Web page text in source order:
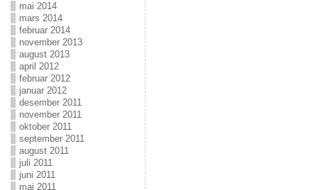
mai 2014
mars 2014
februar 2014
november 2013
august 2013
april 2012
februar 2012
januar 2012
desember 2011
november 2011
oktober 2011
september 2011
august 2011
juli 2011
juni 2011
mai 2011